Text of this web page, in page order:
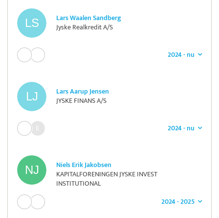
Lars Waalen Sandberg
Jyske Realkredit A/S
2024 - nu
Lars Aarup Jensen
JYSKE FINANS A/S
2024 - nu
Niels Erik Jakobsen
KAPITALFORENINGEN JYSKE INVEST
INSTITUTIONAL
2024 - 2025